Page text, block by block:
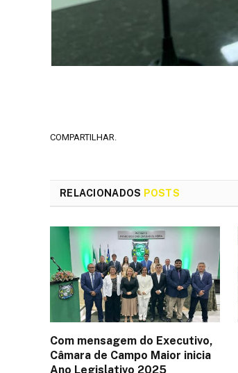
COMPARTILHAR.
RELACIONADOS POSTS
Com mensagem do Executivo,
Câmara de Campo Maior inicia
Ano Legislativo 2025